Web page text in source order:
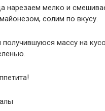
нарезаем мелко и
солим по вкусу.
массу на